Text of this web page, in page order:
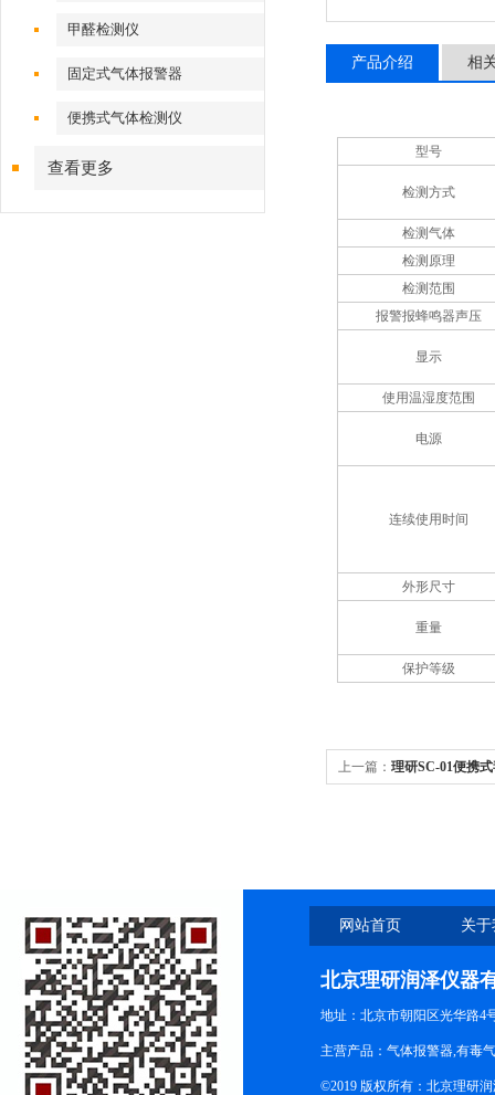
甲醛检测仪
固定式气体报警器
便携式气体检测仪
查看更多
产品介绍 相
型号
检测方式
检测气体
检测原理
检测范围
报警报蜂鸣器声压
显示
使用温湿度范围
电源
连续使用时间
外形尺寸
重量
保护等级
上一篇： 理研SC-01便携
网站首页 关
北京理研润泽仪器
地址：北京市朝阳区光华路4
主营产品：气体报警器,有毒
©2019 版权所有：北京理研